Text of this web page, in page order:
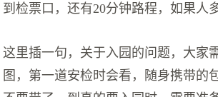
到检票口，还有20分钟路程，如果人
这里插一句，关于入园的问题，大家
图，第一道安检时会看，随身携带的